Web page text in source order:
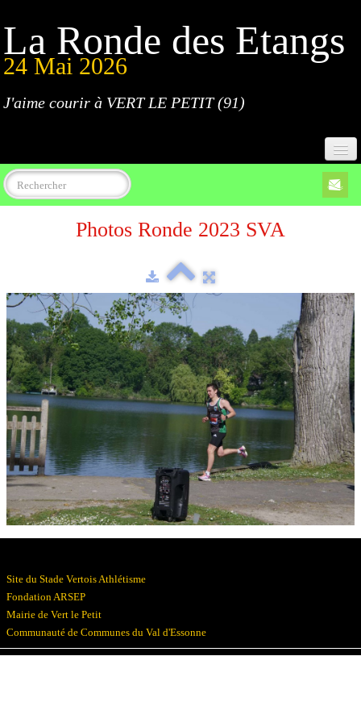
La Ronde des Etangs
24 Mai 2026
J'aime courir à VERT LE PETIT (91)
Accueil
Programme
Règlement
Parcours
Résultats
Devenez bénévoles
Partenaires
Photos▼
Photos Ronde 2023 SVA
Site du Stade Vertois Athlétisme
Fondation ARSEP
Mairie de Vert le Petit
Communauté de Communes du Val d'Essonne